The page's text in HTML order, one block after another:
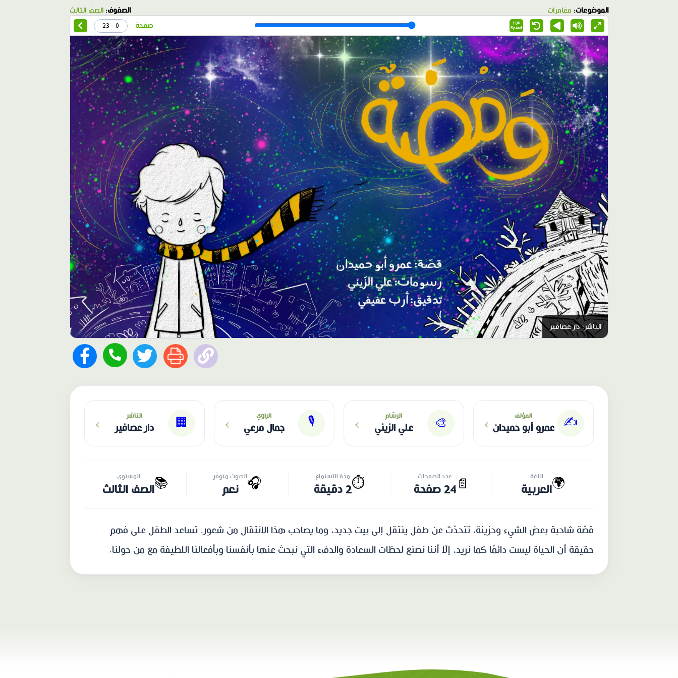
الموضوعات: مغامرات الصفوف: الصف الثالث
1.0X
Speed
صفحة 0 - 23
الناشر: دار عصافير
✍️ المؤلف
عمرو أبو حميدان ›
🎨
الرسّام
علي الزيني ›
🎙 الراوي
جمال مرعي ›
🏢
الناشر
دار عصافير ›
🌍 اللغة
العربية 📄
عدد الصفحات
24 صفحة ⏱️ مدّة الاستماع
2 دقيقة 🎧الصوت متوفّر
نعم 📚 المستوى
الصف الثالث
قصّة شاحبة بعض الشيء وحزينة، تتحدّث عن طفل ينتقل إلى بيت جديد، وما يصاحب هذا الانتقال من شعور. تساعد الطفل على فهم
حقيقة أن الحياة ليست دائمًا كما نريد، إلّا أننا نصنع لحظات السعادة والدفء التي نبحث عنها بأنفسنا وبأفعالنا اللطيفة مع من حولنا.